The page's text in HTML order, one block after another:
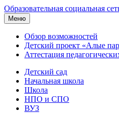
Образовательная социальная
Меню
Обзор возможностей
Детский проект «Алые
Аттестация
Детский сад
Начальная школа
Школа
НПО и СПО
ВУЗ